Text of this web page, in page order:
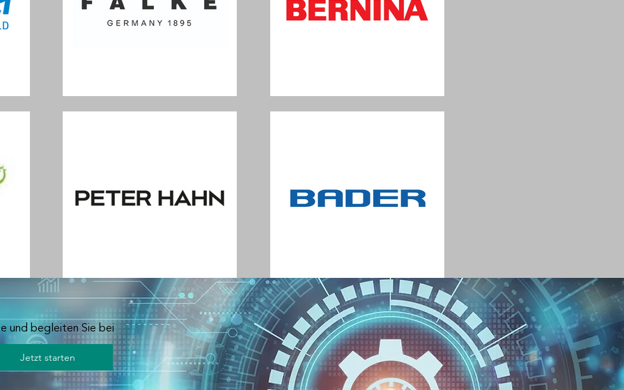
und begleiten Sie bei
Jetzt starten